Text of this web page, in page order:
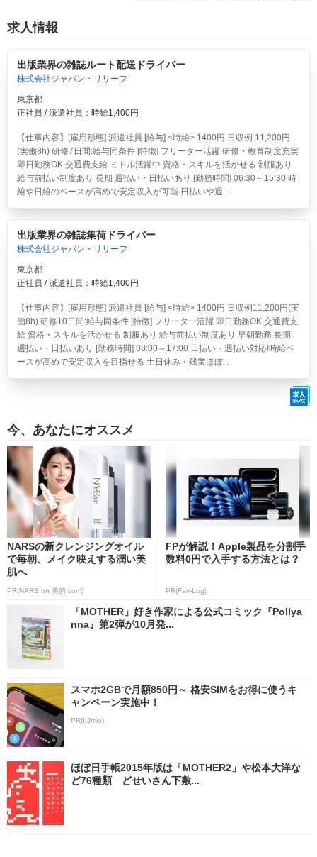
求人情報
出版業界の雑誌ルート配送ドライバー
株式会社ジャパン・リリーフ
東京都
正社員 / 派遣社員：時給1,400円
【仕事内容】[雇用形態] 派遣社員 [給与] <時給> 1400円 日収例:11,200円
(実働8h) 研修7日間:給与同条件 [特徴] フリーター活躍 研修・教育制度充実
即日勤務OK 交通費支給 ミドル活躍中 資格・スキルを活かせる 制服あり
給与前払い制度あり 長期 週払い・日払いあり [勤務時間] 06:30～15:30 時
給や日給のベースが高めで安定収入が可能 日払いや週...
出版業界の雑誌集荷ドライバー
株式会社ジャパン・リリーフ
東京都
正社員 / 派遣社員：時給1,400円
【仕事内容】[雇用形態] 派遣社員 [給与] <時給> 1400円 日収例11,200円(実
働8h) 研修10日間:給与同条件 [特徴] フリーター活躍 即日勤務OK 交通費支
給 資格・スキルを活かせる 制服あり 給与前払い制度あり 早朝勤務 長期
週払い・日払いあり [勤務時間] 08:00～17:00 日払い・週払い対応!時給ベ
ースが高めで安定収入を目指せる 土日休み・残業ほぼ...
今、あなたにオススメ
NARSの新クレンジングオイル
で毎朝、メイク映えする潤い美
肌へ
PR(NARS on 美的.com)
FPが解説！Apple製品を分割手
数料0円で入手する方法とは？
PR(Fav-Log)
「MOTHER」好き作家による公式コミック『Pollya
nna』第2弾が10月発...
スマホ2GBで月額850円～ 格安SIMをお得に使うキ
ャンペーン実施中！
PR(IIJmio)
ほぼ日手帳2015年版は「MOTHER2」や松本大洋な
ど76種類 どせいさん下敷...